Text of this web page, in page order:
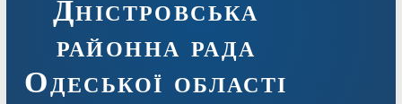
Дністровська
районна рада
Одеської області